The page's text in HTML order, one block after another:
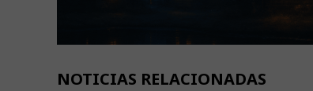
NOTICIAS RELACIONADAS